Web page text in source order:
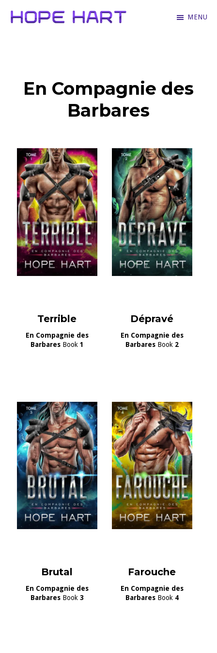
Skip
romantics
stories
MENU
En Compagnie des
Barbares
Terrible
En Compagnie des
BarbaresBook 1
Dépravé
En Compagnie des
BarbaresBook 2
Brutal
En Compagnie des
BarbaresBook 3
Farouche
En Compagnie des
BarbaresBook 4